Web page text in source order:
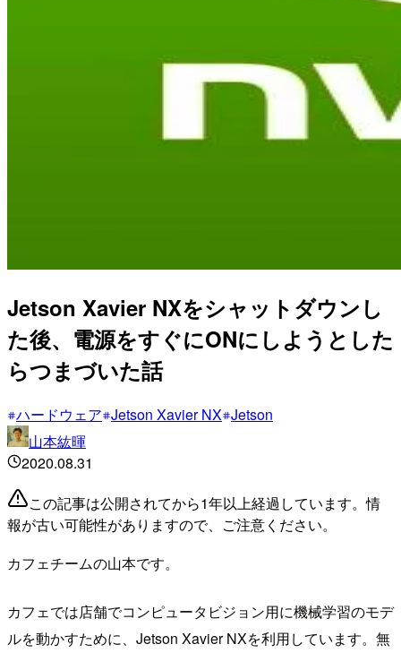
Jetson Xavier NXをシャットダウンし
た後、電源をすぐにONにしようとした
らつまづいた話
ハードウェア Jetson Xavier NX Jetson
山本紘暉
2020.08.31
この記事は公開されてから1年以上経過しています。情
報が古い可能性がありますので、ご注意ください。
カフェチームの山本です。
カフェでは店舗でコンピュータビジョン用に機械学習のモデ
ルを動かすために、Jetson Xavier NXを利用しています。無